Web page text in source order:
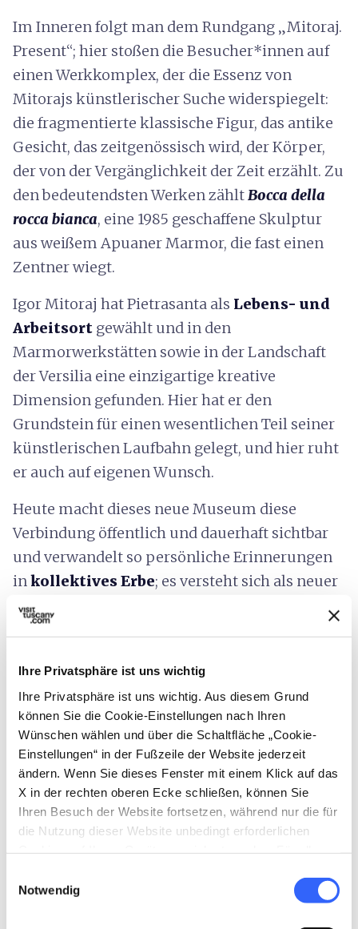
Ihre Privatsphäre ist uns wichtig
Ihre Privatsphäre ist uns wichtig. Aus diesem Grund
können Sie die Cookie-Einstellungen nach Ihren
Wünschen wählen und über die Schaltfläche „Cookie-
Einstellungen“ in der Fußzeile der Website jederzeit
ändern. Wenn Sie dieses Fenster mit einem Klick auf das
X in der rechten oberen Ecke schließen, können Sie
Ihren Besuch der Website fortsetzen, während nur die für
die Nutzung dieser Website unbedingt erforderlichen
Zustimmung.
Notwendig
Im Inneren folgt man dem Rundgang „Mitoraj.
Present“; hier stoßen die Besucher*innen auf
einen Werkkomplex, der die Essenz von
Mitorajs künstlerischer Suche widerspiegelt:
die fragmentierte klassische Figur, das antike
Gesicht, das zeitgenössisch wird, der Körper,
der von der Vergänglichkeit der Zeit erzählt. Zu
den bedeutendsten Werken zähltBocca della
rocca bianca, eine 1985 geschaffene Skulptur
aus weißem Apuaner Marmor, die fast einen
Zentner wiegt.
Igor Mitoraj hat Pietrasanta als Lebens- und
Arbeitsort gewählt und in den
Marmorwerkstätten sowie in der Landschaft
der Versilia eine einzigartige kreative
Dimension gefunden. Hier hat er den
Grundstein für einen wesentlichen Teil seiner
künstlerischen Laufbahn gelegt, und hier ruht
er auch auf eigenen Wunsch.
Heute macht dieses neue Museum diese
Verbindung öffentlich und dauerhaft sichtbar
und verwandelt so persönliche Erinnerungen
inkollektives Erbe; es versteht sich als neuer
Bezugspunkt für zeitgenössische Kunst
in
der Toskana, der Besucher*innen,
Kunstliebhaber*innen aus aller Welt anzieht.
Nicht nur ein Museum, sondern ein Ort, an
dem die Skulptur wieder zu einer körperlichen
Erfahrung, zu Präsenz und Begegnung wird.